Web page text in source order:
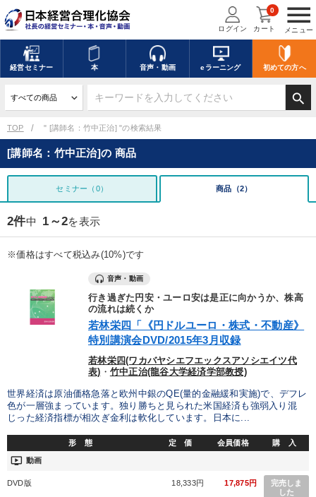
menu
メニュー
ログイン カート
0
経営セミナー 本 音声・動画 eラーニング 初めての方へ
search
TOP " [講師名：竹中正治] "の検索結果
[講師名：竹中正治]の 商品
セミナー（0） 商品（2）
2件中 1～2を表示
※価格はすべて税込み(10%)です
音声・動画
行き過ぎた円安・ユーロ安は是正に向かうか、株高
の流れは続くか
若林栄四「《円ドルユーロ・株式・不動産》
特別講演会DVD/2015年3月収録
若林栄四(ワカバヤシエフエックスアソシエイツ代
表) ・ 竹中正治(龍谷大学経済学部教授)
世界経済は原油価格急落と欧州中銀のQE(量的金融緩和実施)で、デフレ
色が一層強まっています。独り勝ちと見られた米国経済も強弱入り混
じった経済指標が相次ぎ金利は軟化しています。日本に...
形 態 定 価 会員価格 購 入
ondemand_video 動画
DVD版 18,333円 17,875円
完売しま
した